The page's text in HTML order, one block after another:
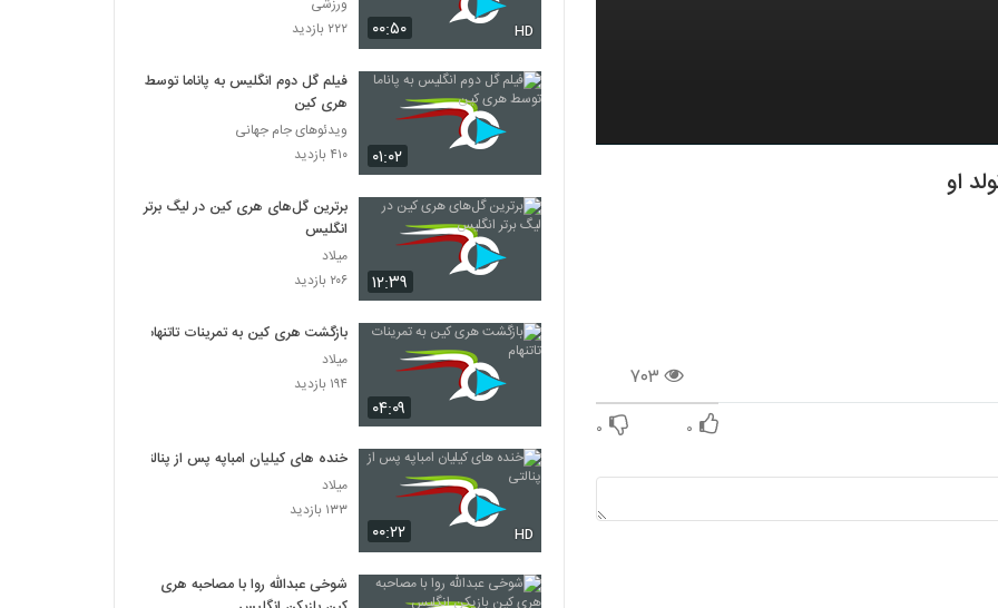
او
۷۰۳
۰ ۰
۰۰:۵۰ HD
۲۲۲ بازدید
۰۱:۰۲
فیلم گل دوم انگلیس به پاناما توسط
هری کین
ویدئوهای جام جهانی
۴۱۰ بازدید
۱۲:۳۹
برترین گل‌های هری کین در لیگ برتر
انگلیس
میلاد
۲۰۶ بازدید
۰۴:۰۹
بازگشت هری کین به تمرینات تاتنهام
میلاد
۱۹۴ بازدید
۰۰:۲۲ HD
خنده های کیلیان امباپه پس از پنالتی
میلاد
۱۳۳ بازدید
شوخی عبدالله روا با مصاحبه هری